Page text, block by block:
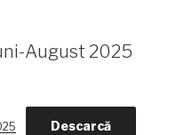
August 2025
Descarcă